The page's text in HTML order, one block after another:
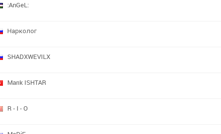
:AnGeL:
Нарколог
SHADXWEVILX
Marık ISHTAR
R - I - O